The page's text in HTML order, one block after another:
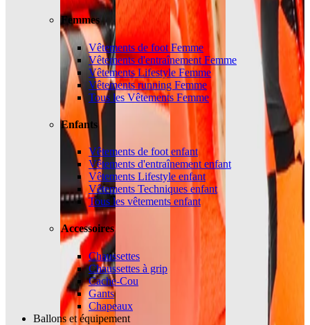
Femmes
Vêtements de foot Femme
Vêtements d'entraînement Femme
Vêtements Lifestyle Femme
Vêtements running Femme
Tous les Vêtements Femme
Enfants
Vêtements de foot enfant
Vêtements d'entraînement enfant
Vêtements Lifestyle enfant
Vêtements Techniques enfant
Tous les vêtements enfant
Accessoires
Chaussettes
Chaussettes à grip
Cache-Cou
Gants
Chapeaux
Ballons et équipement